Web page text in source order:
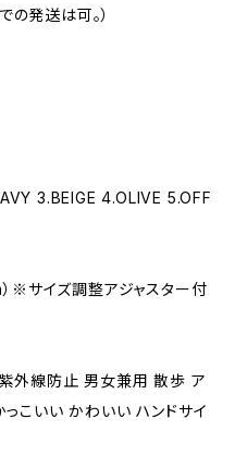
の発送は可。）
3.BEIGE 4.OLIVE 5.OFF
※サイズ調整アジャスター付
紫外線防止 男女兼用 散歩 ア
こいい かわいい ハンドサイ